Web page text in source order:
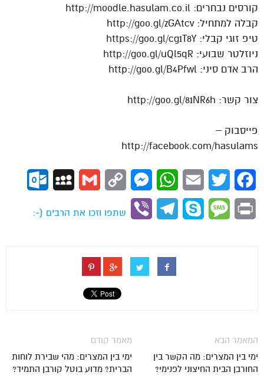
קורסים נבחרים: http://moodle.hasulam.co.il
קבלה למתחיל: http://goo.gl/zGAtcv
טיפ זוגי קבלי: https://goo.gl/cg1T8Y
ניוזלטר שבועי: http://goo.gl/uQl5qR
הרב אדם סיני: http://goo.gl/B4Pfwl
צור קשר: http://goo.gl/81NR6h
פייסבוק –
http://facebook.com/hasulams
Facebook
Twitter
Email
WhatsApp
Messenger
Copy
Gmail
MySpace
Print
Message
Skype
Telegram
Viber
שתפו וזכו את הרבים (-:
מאמר קודם
ימי בין המצרים: מהי שבירת לוחות
הברית? מדוע בוטל קורבן התמיד?
המאמר הבא
ימי בין המצרים: מה הקשר בין
החורבן הבית החיצוני לפנימי?